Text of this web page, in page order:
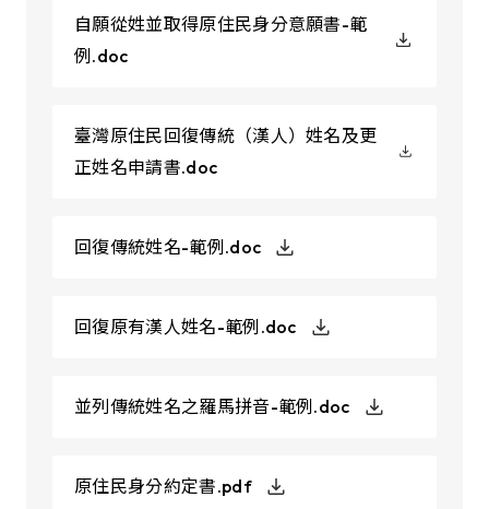
自願從姓並取得原住民身分意願書-範
例.doc
臺灣原住民回復傳統（漢人）姓名及更
正姓名申請書.doc
回復傳統姓名-範例.doc
回復原有漢人姓名-範例.doc
並列傳統姓名之羅馬拼音-範例.doc
原住民身分約定書.pdf